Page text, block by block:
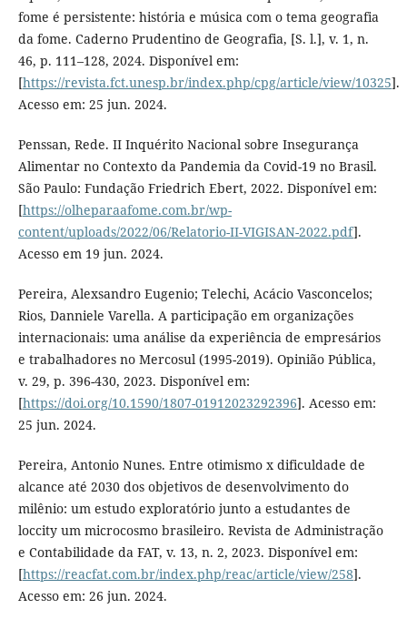
fome é persistente: história e música com o tema geografia
da fome. Caderno Prudentino de Geografia, [S. l.], v. 1, n.
46, p. 111–128, 2024. Disponível em:
[https://revista.fct.unesp.br/index.php/cpg/article/view/10325].
Acesso em: 25 jun. 2024.
Penssan, Rede. II Inquérito Nacional sobre Insegurança
Alimentar no Contexto da Pandemia da Covid-19 no Brasil.
São Paulo: Fundação Friedrich Ebert, 2022. Disponível em:
[https://olheparaafome.com.br/wp-
content/uploads/2022/06/Relatorio-II-VIGISAN-2022.pdf].
Acesso em 19 jun. 2024.
Pereira, Alexsandro Eugenio; Telechi, Acácio Vasconcelos;
Rios, Danniele Varella. A participação em organizações
internacionais: uma análise da experiência de empresários
e trabalhadores no Mercosul (1995-2019). Opinião Pública,
v. 29, p. 396-430, 2023. Disponível em:
[https://doi.org/10.1590/1807-01912023292396]. Acesso em:
25 jun. 2024.
Pereira, Antonio Nunes. Entre otimismo x dificuldade de
alcance até 2030 dos objetivos de desenvolvimento do
milênio: um estudo exploratório junto a estudantes de
loccity um microcosmo brasileiro. Revista de Administração
e Contabilidade da FAT, v. 13, n. 2, 2023. Disponível em:
[https://reacfat.com.br/index.php/reac/article/view/258].
Acesso em: 26 jun. 2024.